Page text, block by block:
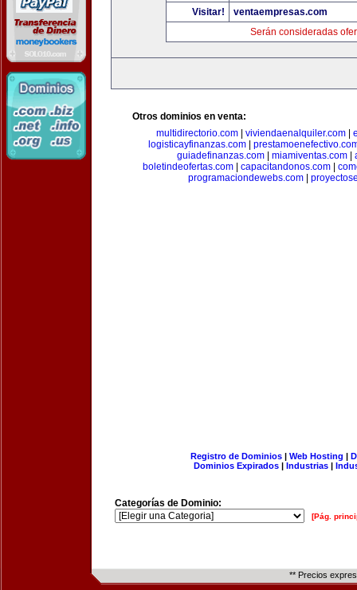
Visitar!
ventaempresas.com
Serán consideradas
Otros dominios en venta:
multidirectorio.com| viviendaenalquiler.com|
logisticayfinanzas.com|
guiadefinanzas.com
miamiventas.com
boletindeofertas.com| capacitandonos.com|
programaciondewebs.com|
Registro de Dominios| Web Hosting |
Dominios Expirados | Industrias |
Categorías de Dominio:
[Pág.
** Precios